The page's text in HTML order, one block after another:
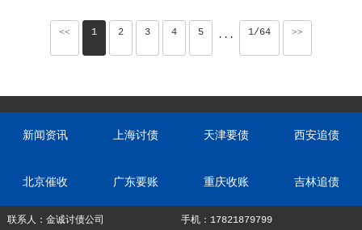
<< 1 2 3 4 5 ··· 1/64 >>
新闻资讯 上海讨债 天津要债 西安追债
北京催收 广东要账 重庆收账 吉林追债
联系人：金诚讨债公司 手机：17821879799